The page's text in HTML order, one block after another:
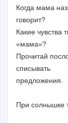
Когда мама
говорит?
Какие чувства
«мама»?
Прочитай
списывать
предложения.
При солнышке